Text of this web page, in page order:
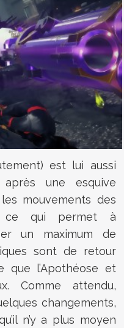
est lui aussi
une esquive
mouvements des
ce qui permet à
un maximum de
sont de retour
que l’Apothéose et
Comme attendu,
changements,
n’y a plus moyen